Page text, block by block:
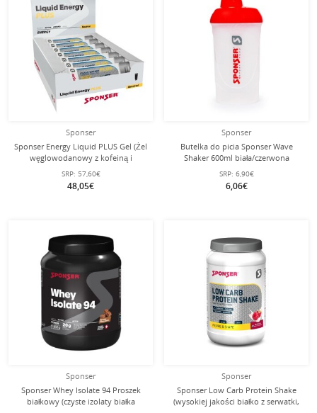
Sponser
Sponser Energy Liquid PLUS Gel (Żel
węglowodanowy z kofeiną i
tauryną) Neutral/Kofeina 18x70g
Box
SRP: 57,60€
48,05€
Sponser
Butelka do picia Sponser Wave
Shaker 600ml biała/czerwona
SRP: 6,90€
6,06€
Sponser
Sponser Whey Isolate 94 Proszek
białkowy (czyste izolaty białka
Sponser
Sponser Low Carb Protein Shake
(wysokiej jakości białko z serwatki,